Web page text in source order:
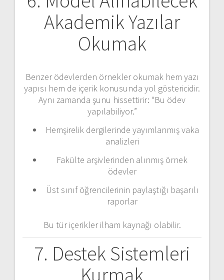
Akademik Yazılar
Okumak
Benzer ödevlerden örnekler okumak hem yazı
yapısı hem de içerik konusunda yol göstericidir.
Aynı zamanda şunu hissettirir: “Bu ödev
yapılabiliyor.”
Hemşirelik dergilerinde yayımlanmış vaka
analizleri
Fakülte arşivlerinden alınmış örnek
ödevler
Üst sınıf öğrencilerinin paylaştığı başarılı
raporlar
Bu tür içerikler ilham kaynağı olabilir.
7. Destek Sistemleri
Kurmak